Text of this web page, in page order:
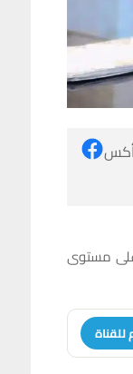
أكس
على مستوى
للقناة